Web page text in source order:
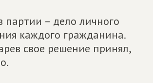
партии – дело личного
каждого гражданина.
свое решение принял,